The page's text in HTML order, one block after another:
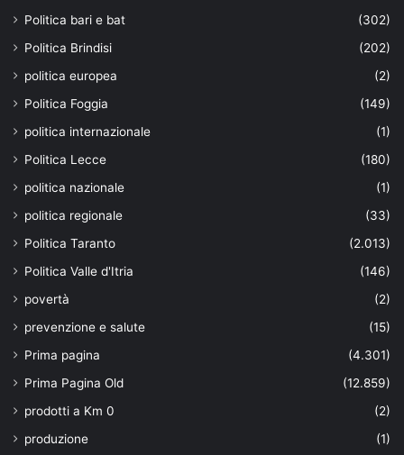
Politica bari e bat
(302)
Politica Brindisi
(202)
politica europea
(2)
Politica Foggia
(149)
politica internazionale
(1)
Politica Lecce
(180)
politica nazionale
(1)
politica regionale
(33)
Politica Taranto
(2.013)
Politica Valle d'Itria
(146)
povertà
(2)
prevenzione e salute
(15)
Prima pagina
(4.301)
Prima Pagina Old
(12.859)
prodotti a Km 0
(2)
produzione
(1)